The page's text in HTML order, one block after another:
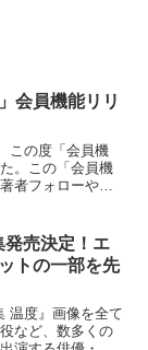
会員機能リリ
この度「会員機
。この「会員機
者フォローや記
会員限定の試写
売決定！エ
トの一部を先
温度』画像を全て
など、数多くの